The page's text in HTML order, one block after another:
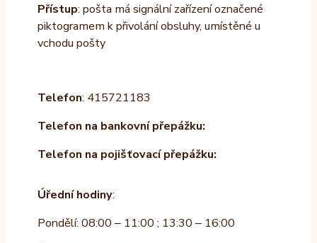
Přístup: pošta má signální zařízení označené
piktogramem k přivolání obsluhy, umístěné u
vchodu pošty
Telefon: 415721183
Telefon na bankovní přepážku:
Telefon na pojišťovací přepážku:
Úřední hodiny:
Pondělí: 08:00 – 11:00 ; 13:30 – 16:00